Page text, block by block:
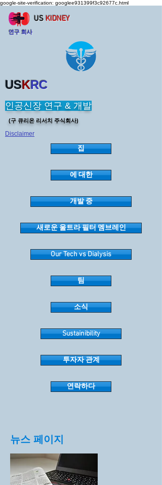
google-site-verification: googlee931399f3c92677c.html
US KIDNEY
연구 회사
(구 큐리온 리서치 주식회사)
USKRC
인공신장 연구 & 개발
Disclaimer
집
에 대한
개발 중
새로운 울트라 필터 멤브레인
Our Tech vs Dialysis
팀
소식
Sustainibility
투자자 관계
연락하다
뉴스 페이지